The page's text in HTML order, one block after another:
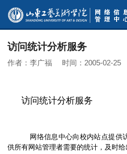
访问统计分析服务
作者：李广福 时间：2005-02-25
访问统计分析服务
网络信息中心向校内站点提供
供所有网站管理者需要的统计，及时给